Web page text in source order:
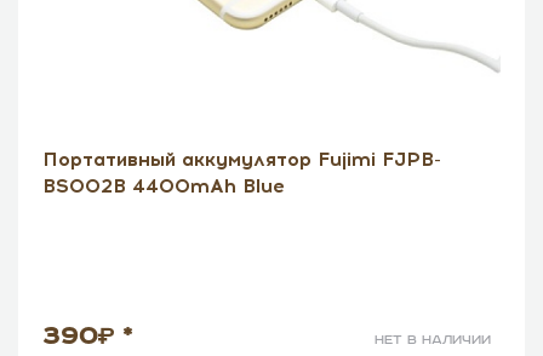
Портативный аккумулятор Fujimi FJPB-
BS002B 4400mAh Blue
390 * нет в наличии